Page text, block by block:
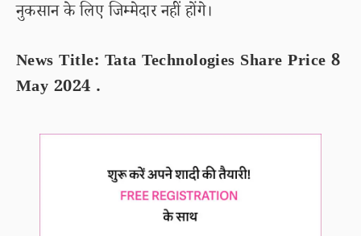
नुकसान के लिए जिम्मेदार नहीं होंगे।
News Title: Tata Technologies Share Price 8
May 2024 .